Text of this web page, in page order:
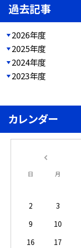
過去記事
2026年度
2025年度
2024年度
2023年度
カレンダー
日 月
2
3
9
10
16
17